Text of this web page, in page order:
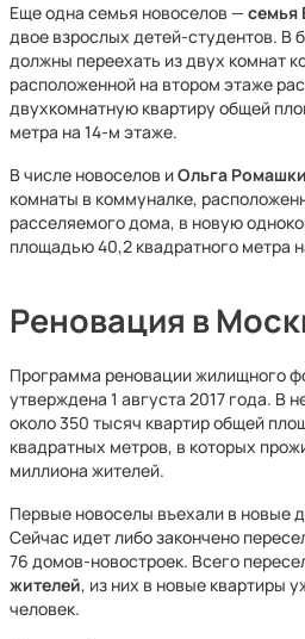
Еще одна семья новоселов — семья
двое взрослых детей-студентов. В
должны переехать из двух комнат
расположенной на втором этаже
двухкомнатную квартиру общей
метра на 14-м этаже.
В числе новоселов иОльга
комнаты в коммуналке,
расселяемого дома, в новую
площадью 40,2 квадратного метра
Реновация в
Программа реновации жилищного
утверждена 1 августа 2017 года. В
около 350 тысяч квартир общей
квадратных метров, в которых
миллиона жителей.
Первые новоселы въехали в новые
Сейчас идет либо закончено
76 домов-новостроек. Всего
жителей, из них в новые квартиры
человек.